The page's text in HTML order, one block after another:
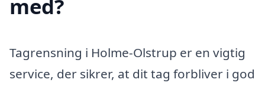
med?
Tagrensning i Holme-Olstrup er en vigtig
service, der sikrer, at dit tag forbliver i god